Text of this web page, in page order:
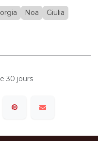
Noa
Giulia
30 jours